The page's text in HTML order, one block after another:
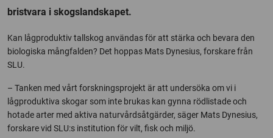
bristvara i skogslandskapet.
​Kan lågproduktiv tallskog användas för att stärka och bevara den
biologiska mångfalden? Det hoppas Mats Dynesius, forskare från
SLU.
– Tanken med vårt forskningsprojekt är att undersöka om vi i
lågproduktiva skogar som inte brukas kan gynna rödlistade och
hotade arter med aktiva naturvårdsåtgärder, säger Mats Dynesius,
forskare vid SLU:s institution för vilt, fisk och miljö.